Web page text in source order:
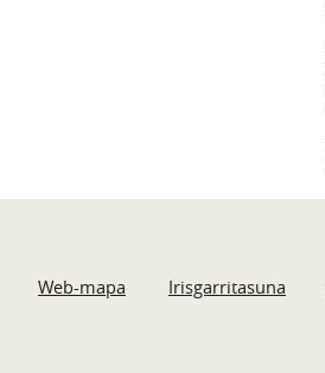
Web-mapa Irisgarritasuna